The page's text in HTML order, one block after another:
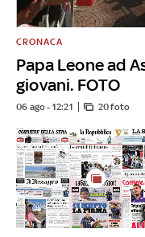
Papa Leone ad
giovani. FOTO
CRONACA
06 ago - 12:21 20 foto